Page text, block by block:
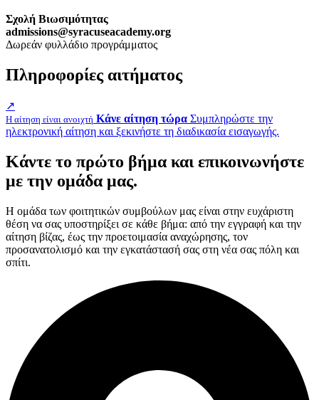
Σχολή Βιωσιμότητας
admissions@syracuseacademy.org
Δωρεάν φυλλάδιο προγράμματος
Πληροφορίες αιτήματος
↗
Η αίτηση είναι ανοιχτή Κάνε αίτηση τώρα Συμπληρώστε την
ηλεκτρονική αίτηση και ξεκινήστε τη διαδικασία εισαγωγής.
Κάντε το πρώτο βήμα και επικοινωνήστε
με την ομάδα μας.
Η ομάδα των φοιτητικών συμβούλων μας είναι στην ευχάριστη
θέση να σας υποστηρίξει σε κάθε βήμα: από την εγγραφή και την
αίτηση βίζας, έως την προετοιμασία αναχώρησης, τον
προσανατολισμό και την εγκατάστασή σας στη νέα σας πόλη και
σπίτι.